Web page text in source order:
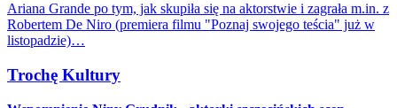
Ariana Grande po tym, jak skupiła się na aktorstwie i zagrała m.in. z
Robertem De Niro (premiera filmu "Poznaj swojego teścia" już w
listopadzie)…
Trochę Kultury